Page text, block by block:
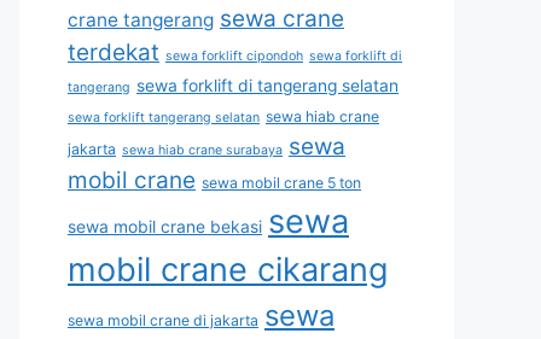
crane tangerang sewa crane
terdekat sewa forklift cipondoh sewa forklift di
tangerang sewa forklift di tangerang selatan
sewa forklift tangerang selatan sewa hiab crane
jakarta sewa hiab crane surabaya sewa
mobil crane sewa mobil crane 5 ton
sewa mobil crane bekasi sewa
mobil crane cikarang
sewa mobil crane di jakarta sewa